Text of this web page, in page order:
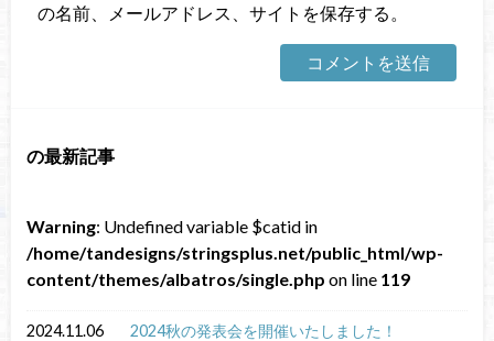
の名前、メールアドレス、サイトを保存する。
の最新記事
Warning: Undefined variable $catid in
/home/tandesigns/stringsplus.net/public_html/wp-
content/themes/albatros/single.php on line 119
2024.11.06 2024秋の発表会を開催いたしました！